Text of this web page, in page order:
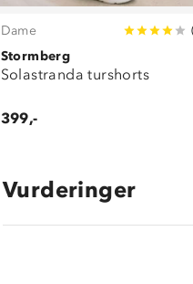
Dame
Stormberg
Solastranda turshorts
399,-
Vurderinger